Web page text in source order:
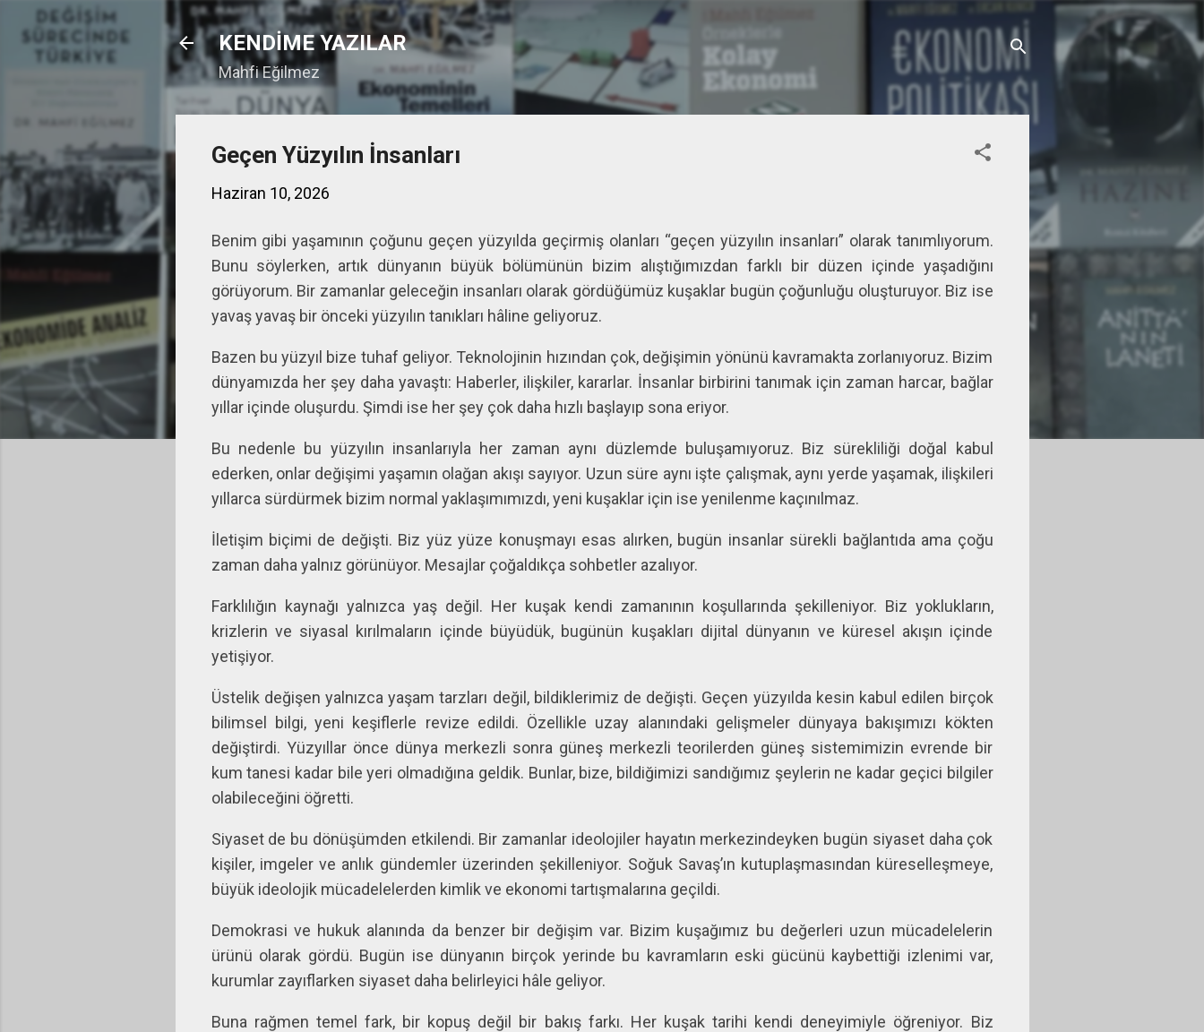
Ana içeriğe atla
KENDİME YAZILAR
Mahfi Eğilmez
Geçen Yüzyılın İnsanları
Haziran 10, 2026
Benim gibi yaşamının çoğunu geçen yüzyılda geçirmiş olanları “geçen yüzyılın insanları” olarak tanımlıyorum.
Bunu söylerken, artık dünyanın büyük bölümünün bizim alıştığımızdan farklı bir düzen içinde yaşadığını
görüyorum. Bir zamanlar geleceğin insanları olarak gördüğümüz kuşaklar bugün çoğunluğu oluşturuyor. Biz ise
yavaş yavaş bir önceki yüzyılın tanıkları hâline geliyoruz.
Bazen bu yüzyıl bize tuhaf geliyor. Teknolojinin hızından çok, değişimin yönünü kavramakta zorlanıyoruz. Bizim
dünyamızda her şey daha yavaştı: Haberler, ilişkiler, kararlar. İnsanlar birbirini tanımak için zaman harcar, bağlar
yıllar içinde oluşurdu. Şimdi ise her şey çok daha hızlı başlayıp sona eriyor.
Bu nedenle bu yüzyılın insanlarıyla her zaman aynı düzlemde buluşamıyoruz. Biz sürekliliği doğal kabul
ederken, onlar değişimi yaşamın olağan akışı sayıyor. Uzun süre aynı işte çalışmak, aynı yerde yaşamak, ilişkileri
yıllarca sürdürmek bizim normal yaklaşımımızdı, yeni kuşaklar için ise yenilenme kaçınılmaz.
İletişim biçimi de değişti. Biz yüz yüze konuşmayı esas alırken, bugün insanlar sürekli bağlantıda ama çoğu
zaman daha yalnız görünüyor. Mesajlar çoğaldıkça sohbetler azalıyor.
Farklılığın kaynağı yalnızca yaş değil. Her kuşak kendi zamanının koşullarında şekilleniyor. Biz yoklukların,
krizlerin ve siyasal kırılmaların içinde büyüdük, bugünün kuşakları dijital dünyanın ve küresel akışın içinde
yetişiyor.
Üstelik değişen yalnızca yaşam tarzları değil, bildiklerimiz de değişti. Geçen yüzyılda kesin kabul edilen birçok
bilimsel bilgi, yeni keşiflerle revize edildi. Özellikle uzay alanındaki gelişmeler dünyaya bakışımızı kökten
değiştirdi. Yüzyıllar önce dünya merkezli sonra güneş merkezli teorilerden güneş sistemimizin evrende bir
kum tanesi kadar bile yeri olmadığına geldik. Bunlar, bize, bildiğimizi sandığımız şeylerin ne kadar geçici bilgiler
olabileceğini öğretti.
Siyaset de bu dönüşümden etkilendi. Bir zamanlar ideolojiler hayatın merkezindeyken bugün siyaset daha çok
kişiler, imgeler ve anlık gündemler üzerinden şekilleniyor. Soğuk Savaş’ın kutuplaşmasından küreselleşmeye,
büyük ideolojik mücadelelerden kimlik ve ekonomi tartışmalarına geçildi.
Demokrasi ve hukuk alanında da benzer bir değişim var. Bizim kuşağımız bu değerleri uzun mücadelelerin
ürünü olarak gördü. Bugün ise dünyanın birçok yerinde bu kavramların eski gücünü kaybettiği izlenimi var,
kurumlar zayıflarken siyaset daha belirleyici hâle geliyor.
Buna rağmen temel fark, bir kopuş değil bir bakış farkı. Her kuşak tarihi kendi deneyimiyle öğreniyor. Biz